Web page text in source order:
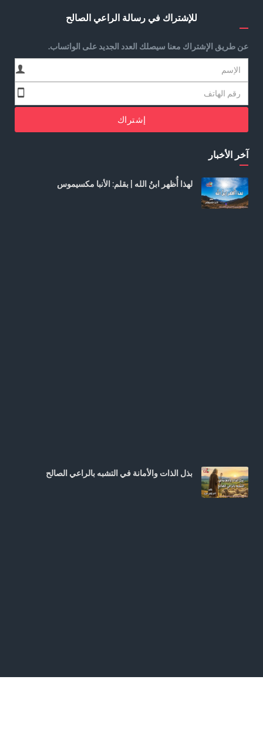
للإشتراك في رسالة الراعي الصالح
عن طريق الإشتراك معنا سيصلك العدد الجديد على الواتساب.
إشتراك
آخر الأخبار
لهذا أُظهر ابنُ الله | بقلم: الأنبا مكسيموس
بذل الذات والأمانة في التشبه بالراعي الصالح